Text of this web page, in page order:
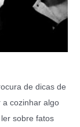
de dicas de
a cozinhar algo
sobre fatos